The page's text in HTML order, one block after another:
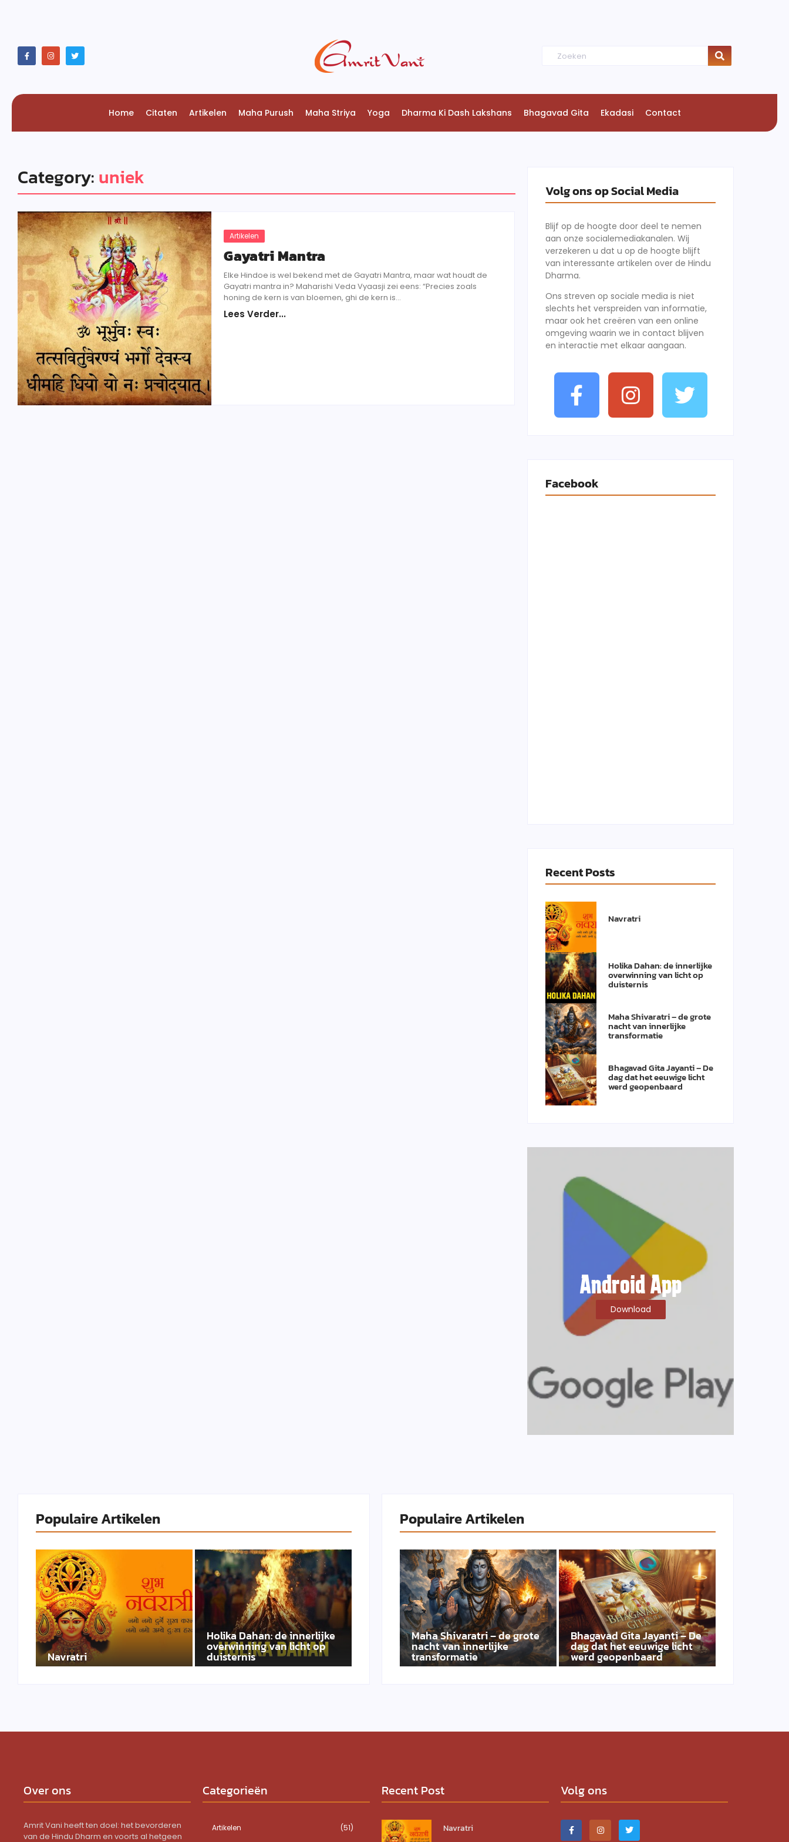
Home Citaten Artikelen Maha Purush Maha Striya Yoga Dharma Ki Dash Lakshans Bhagavad Gita Ekadasi Contact
Category: uniek
Artikelen
Gayatri Mantra
Elke Hindoe is wel bekend met de Gayatri Mantra, maar wat houdt de
Gayatri mantra in? Maharishi Veda Vyaasji zei eens: “Precies zoals
honing de kern is van bloemen, ghi de kern is...
Lees Verder...
Volg ons op Social Media
Blijf op de hoogte door deel te nemen
aan onze socialemediakanalen. Wij
verzekeren u dat u op de hoogte blijft
van interessante artikelen over de Hindu
Dharma.
Ons streven op sociale media is niet
slechts het verspreiden van informatie,
maar ook het creëren van een online
omgeving waarin we in contact blijven
en interactie met elkaar aangaan.
Facebook
Recent Posts
Navratri
Holika Dahan: de innerlijke
overwinning van licht op
duisternis
Maha Shivaratri – de grote
nacht van innerlijke
transformatie
Bhagavad Gita Jayanti – De
dag dat het eeuwige licht
werd geopenbaard
Android App
Download
Populaire Artikelen
Navratri
Holika Dahan: de innerlijke
overwinning van licht op
duisternis
Populaire Artikelen
Maha Shivaratri – de grote
nacht van innerlijke
transformatie
Bhagavad Gita Jayanti – De
dag dat het eeuwige licht
werd geopenbaard
Over ons
Amrit Vani heeft ten doel: het bevorderen
van de Hindu Dharm en voorts al hetgeen
Categorieën
Artikelen (51)
Recent Post
Navratri
Volg ons